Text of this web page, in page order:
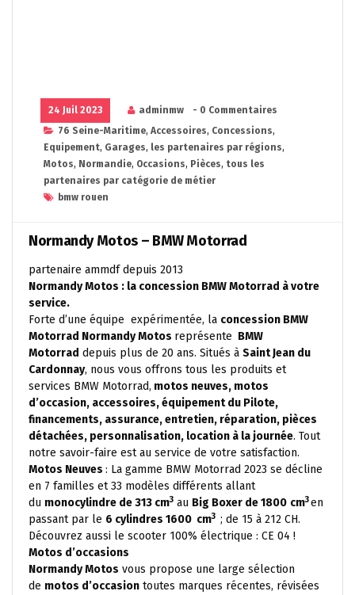
24 Juil 2023 adminmw
- 0 Commentaires
76 Seine-Maritime, Accessoires, Concessions,
Equipement, Garages, les partenaires par régions,
Motos, Normandie, Occasions, Pièces, tous les
partenaires par catégorie de métier
bmw rouen
Normandy Motos – BMW Motorrad
partenaire ammdf depuis 2013
Normandy Motos : la concession BMW Motorrad à votre
service.
Forte d’une équipe expérimentée, la concession BMW
Motorrad Normandy Motos représente BMW
Motorrad depuis plus de 20 ans. Situés à Saint Jean du
Cardonnay, nous vous offrons tous les produits et
services BMW Motorrad, motos neuves, motos
d’occasion, accessoires, équipement du Pilote,
financements, assurance, entretien, réparation, pièces
détachées, personnalisation, location à la journée. Tout
notre savoir-faire est au service de votre satisfaction.
Motos Neuves : La gamme BMW Motorrad 2023 se décline
en 7 familles et 33 modèles différents allant
du monocylindre de 313 cm3 au Big Boxer de 1800 cm3en
passant par le 6 cylindres 1600 cm3 ; de 15 à 212 CH.
Découvrez aussi le scooter 100% électrique : CE 04 !
Motos d’occasions
Normandy Motos vous propose une large sélection
de motos d’occasion toutes marques récentes, révisées